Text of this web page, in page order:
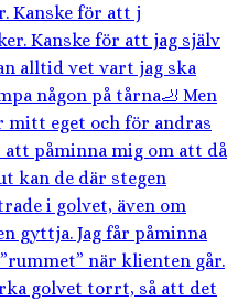
Kanske för att j